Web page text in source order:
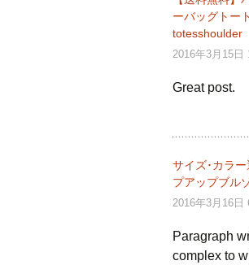
ーバッグトー
totesshoulder
2016年3月15日
Great post.
サイズ･カラ
プアップブル
2016年3月16日
Paragraph
complex to